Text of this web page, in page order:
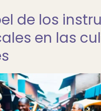
de los
en las